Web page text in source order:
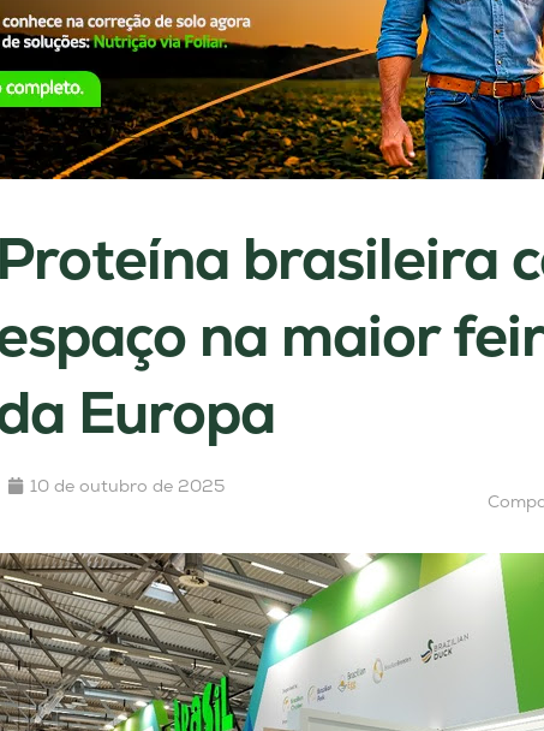
Proteína brasileira
na maior
Europa
10 de outubro de 2025